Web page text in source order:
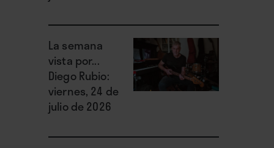
La semana
vista por...
Diego Rubio:
viernes, 24 de
julio de 2026